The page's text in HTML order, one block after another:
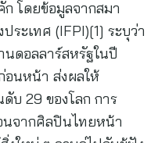
โดยข้อมูลจากสมา
ระเทศ (IFPI)[1] ระบุว่า
นดอลลาร์สหรัฐในปี
อนหน้า ส่งผลให้
บ 29 ของโลก การ
นจากศิลปินไทยหน้า